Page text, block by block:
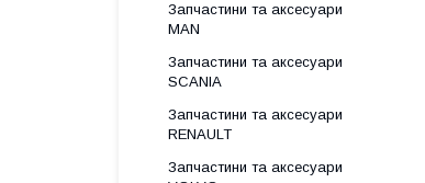
Запчастини та аксесуари
MAN
Запчастини та аксесуари
SCANIA
Запчастини та аксесуари
RENAULT
Запчастини та аксесуари